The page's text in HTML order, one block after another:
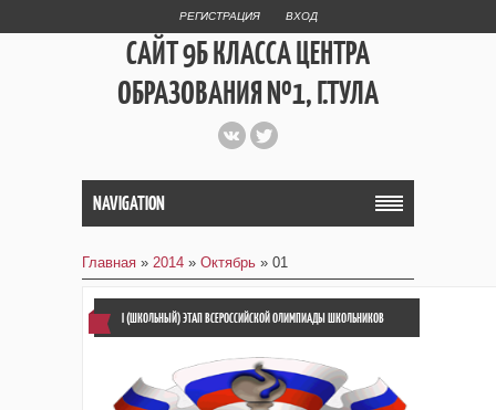
РЕГИСТРАЦИЯ ВХОД
САЙТ 9Б КЛАССА ЦЕНТРА
ОБРАЗОВАНИЯ №1, Г.ТУЛА
СТРУКТУРНОЕ
ПОДРАЗДЕЛЕНИЕ
ЛИЦЕЙ №4
NAVIGATION
Главная » 2014 » Октябрь » 01
I (ШКОЛЬНЫЙ) ЭТАП ВСЕРОССИЙСКОЙ ОЛИМПИАДЫ ШКОЛЬНИКОВ